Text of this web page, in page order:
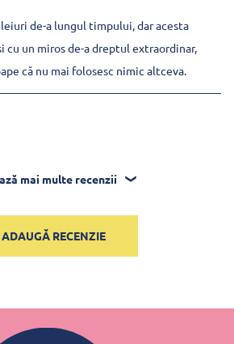
de-a lungul timpului, dar acesta
cu un miros de-a dreptul extraordinar,
că nu mai folosesc nimic altceva.
mai multe recenzii
ADAUGĂ RECENZIE